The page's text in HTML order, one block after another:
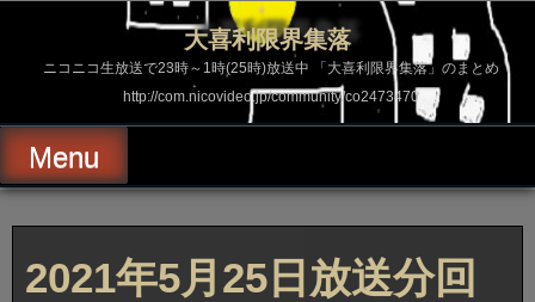
ス
ッ
プ
大喜利限界集落
ニコニコ生放送で23時～1時(25時)放送中 「大喜利限界集落」のまとめ
http://com.nicovideo.jp/community/co2473470
Menu
2021年5月25日放送分回